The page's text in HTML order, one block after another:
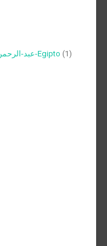
Abdel-Rahman El-Abnoudi-عبد-الرحمن-الأبنودي-Egipto (1)